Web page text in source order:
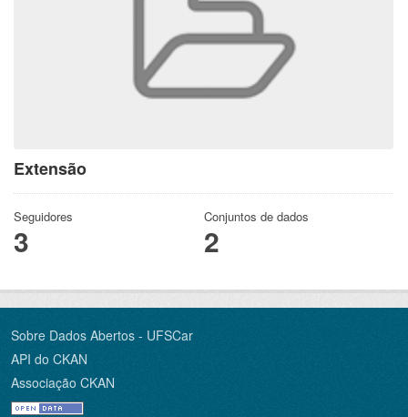
Extensão
Seguidores
3
Conjuntos de dados
2
Sobre Dados Abertos - UFSCar
API do CKAN
Associação CKAN